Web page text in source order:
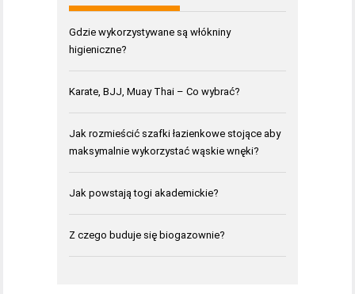
Gdzie wykorzystywane są włókniny
higieniczne?
Karate, BJJ, Muay Thai – Co wybrać?
Jak rozmieścić szafki łazienkowe stojące aby
maksymalnie wykorzystać wąskie wnęki?
Jak powstają togi akademickie?
Z czego buduje się biogazownie?